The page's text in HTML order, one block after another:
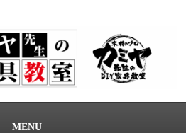
MENU